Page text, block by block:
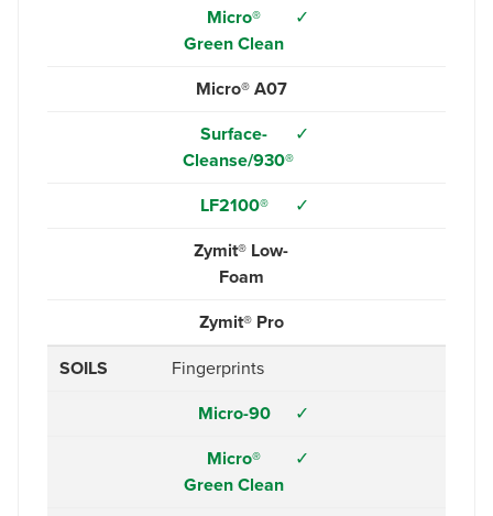
Micro®
Green Clean
✓
Micro® A07
Surface-
Cleanse/930®
✓
LF2100® ✓
Zymit® Low-
Foam
Zymit® Pro
SOILS Fingerprints
Micro-90 ✓
Micro®
Green Clean
✓